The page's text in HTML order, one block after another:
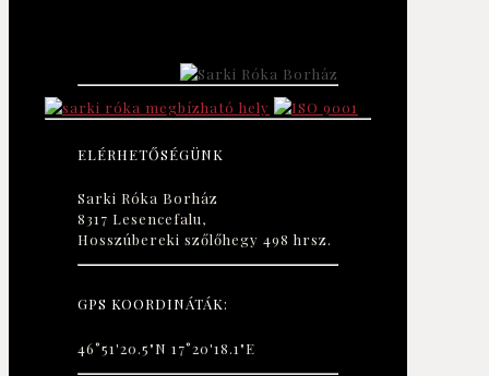
ELÉRHETŐSÉGÜNK
Sarki Róka Borház
8317 Lesencefalu,
Hosszúbereki szőlőhegy 498 hrsz.
GPS KOORDINÁTÁK:
46°51'20.5"N 17°20'18.1"E